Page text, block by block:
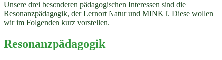
Unsere drei besonderen pädagogischen Interessen sind die
Resonanzpädagogik, der Lernort Natur und MINKT. Diese wollen
wir im Folgenden kurz vorstellen.
Resonanzpädagogik